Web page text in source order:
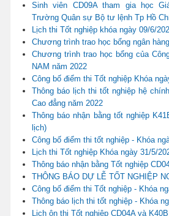
Sinh viên CD09A tham gia học
Trường Quân sự Bộ tư lệnh Tp Hồ
Lịch thi Tốt nghiệp khóa ngày 09/6/
Chương trình trao học bổng ngân
Chương trình trao học bổng của
NAM năm 2022
Công bố điểm thi Tốt nghiệp Khóa
Thông báo lịch thi tốt nghiệp hệ
Cao đẳng năm 2022
Thông báo nhận bằng tốt nghiệp
lịch)
Công bố điểm thi tốt nghiệp - Khóa
Lịch thi Tốt nghiệp Khóa ngày 31/5/
Thông báo nhận bằng Tốt nghiệp
THÔNG BÁO DỰ LỄ TỐT NGHIỆP
Công bố điểm thi Tốt nghiệp - Khóa
Thông báo lịch thi tốt nghiệp - Khóa
Lịch ôn thi Tốt nghiệp CD04A và K40B